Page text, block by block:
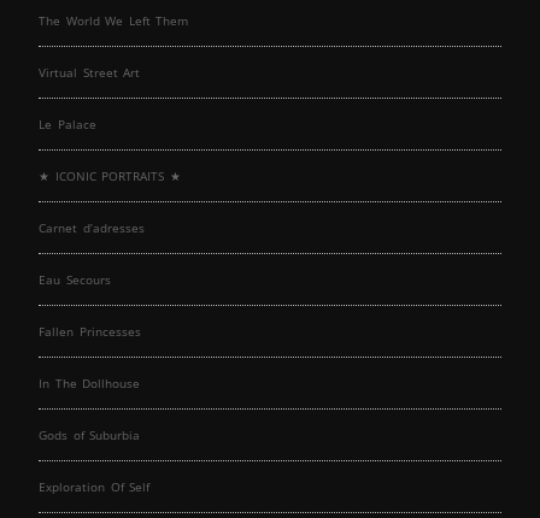
The World We Left Them
Virtual Street Art
Le Palace
★ ICONIC PORTRAITS ★
Carnet d’adresses
Eau Secours
Fallen Princesses
In The Dollhouse
Gods of Suburbia
Exploration Of Self